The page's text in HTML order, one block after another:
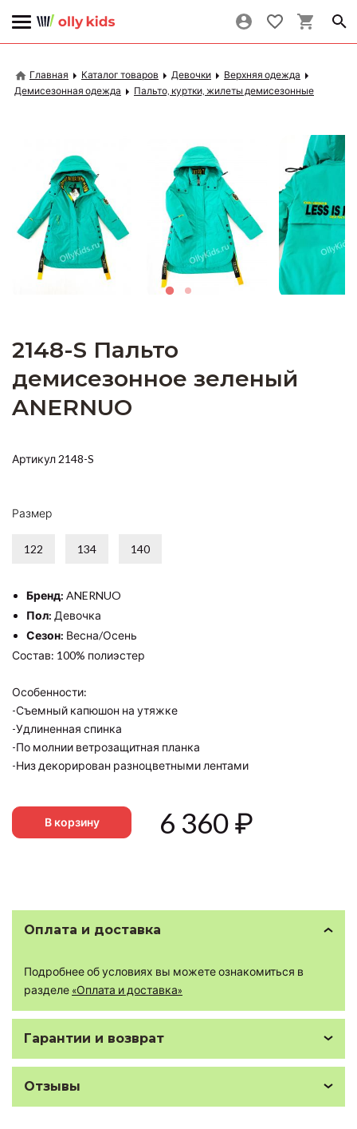
Главная Каталог товаров Девочки
Верхняя одежда
Демисезонная одежда
Пальто, куртки, жилеты демисезонные
2148-S Пальто
демисезонное зеленый
ANERNUO
Артикул 2148-S
Размер
122 134 140
Бренд: ANERNUO
Пол: Девочка
Сезон: Весна/Осень
Состав: 100% полиэстер
Особенности:
-Съемный капюшон на утяжке
-Удлиненная спинка
-По молнии ветрозащитная планка
-Низ декорирован разноцветными лентами
В корзину 6 360₽
Оплата и доставка
Подробнее об условиях вы можете ознакомиться в
разделе «Оплата и доставка»
Гарантии и возврат
Отзывы